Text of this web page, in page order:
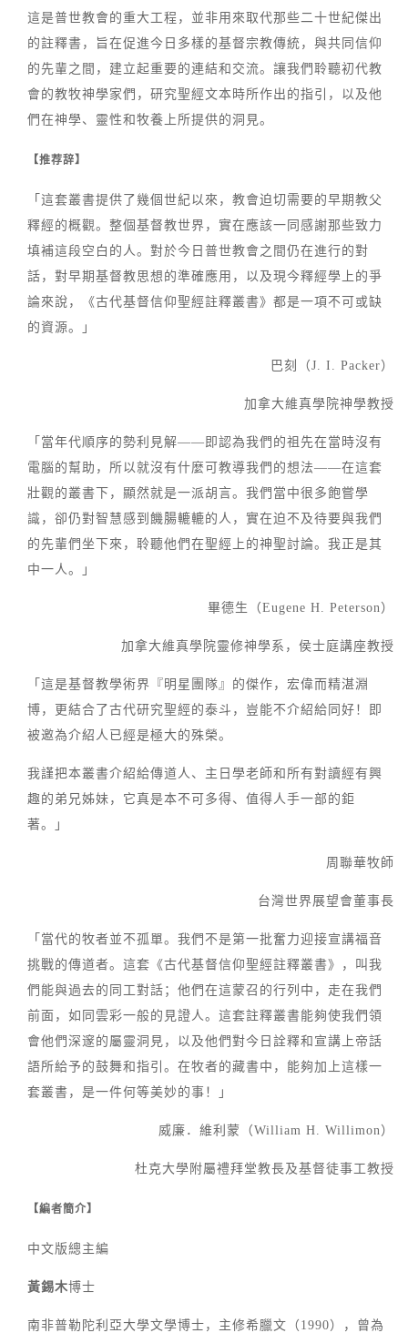
這是普世教會的重大工程，並非用來取代那些二十世紀傑出
的註釋書，旨在促進今日多樣的基督宗教傳統，與共同信仰
的先輩之間，建立起重要的連結和交流。讓我們聆聽初代教
會的教牧神學家們，研究聖經文本時所作出的指引，以及他
們在神學、靈性和牧養上所提供的洞見。
【推荐辞】
「這套叢書提供了幾個世紀以來，教會迫切需要的早期教父
釋經的概觀。整個基督教世界，實在應該一同感謝那些致力
填補這段空白的人。對於今日普世教會之間仍在進行的對
話，對早期基督教思想的準確應用，以及現今釋經學上的爭
論來說，《古代基督信仰聖經註釋叢書》都是一項不可或缺
的資源。」
巴刻（J. I. Packer）
加拿大維真學院神學教授
「當年代順序的勢利見解——即認為我們的祖先在當時沒有
電腦的幫助，所以就沒有什麼可教導我們的想法——在這套
壯觀的叢書下，顯然就是一派胡言。我們當中很多飽嘗學
識，卻仍對智慧感到饑腸轆轆的人，實在迫不及待要與我們
的先輩們坐下來，聆聽他們在聖經上的神聖討論。我正是其
中一人。」
畢德生（Eugene H. Peterson）
加拿大維真學院靈修神學系，侯士庭講座教授
「這是基督教學術界『明星團隊』的傑作，宏偉而精湛淵
博，更結合了古代研究聖經的泰斗，豈能不介紹給同好！即
被邀為介紹人已經是極大的殊榮。
我謹把本叢書介紹給傳道人、主日學老師和所有對讀經有興
趣的弟兄姊妹，它真是本不可多得、值得人手一部的鉅
著。」
周聯華牧師
台灣世界展望會董事長
「當代的牧者並不孤單。我們不是第一批奮力迎接宣講福音
挑戰的傳道者。這套《古代基督信仰聖經註釋叢書》，叫我
們能與過去的同工對話；他們在這蒙召的行列中，走在我們
前面，如同雲彩一般的見證人。這套註釋叢書能夠使我們領
會他們深邃的屬靈洞見，以及他們對今日詮釋和宣講上帝話
語所給予的鼓舞和指引。在牧者的藏書中，能夠加上這樣一
套叢書，是一件何等美妙的事！」
威廉．維利蒙（William H. Willimon）
杜克大學附屬禮拜堂教長及基督徒事工教授
【編者簡介】
中文版總主編
黃錫木博士
南非普勒陀利亞大學文學博士，主修希臘文（1990），曾為